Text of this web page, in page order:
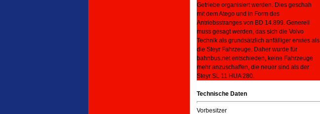
Getriebe organisiert werden. Dies geschah
mit dem Atego und in Form des
Antriebsstranges von BD 14.899. Generell
muss gesagt werden, das sich die Volvo
Technik als grundsätzlich anfälliger erwies als
die Steyr Fahrzeuge. Daher wurde für
bahnbus.net entschieden, keine Fahrzeuge
mehr anzuschaffen, die neuer sind als der
Steyr SL 11 HUA 280.
Technische Daten
Vorbesitzer